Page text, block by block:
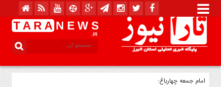
T A R A N E W S
.IR
امام جمعه چهارباغ: